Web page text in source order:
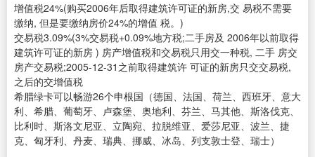
增值税24%(购买2006年后取得建筑许可证的新房,交 易税不需要
缴纳, 但是要缴纳房价24%的增值 税。)
交易税3.09%(3%交易税+0.09%地方税;二手房及 2006年以前取得
建筑许可证的新房 ) 房产增值税和交易税只用交一种税, 二手 房交
房产交易税;2005-12-31之前取得建筑许 可证的新房只交交易税,
之后的交增值税
希腊绿卡可以畅游26个申根国（德国、法国、荷兰、西班牙、意大
利、希腊、葡萄牙、卢森堡、奥地利、芬兰、马其他、斯洛伐克、
比利时、斯洛文尼亚、立陶宛、拉脱维亚、爱莎尼亚、波兰、捷
克、匈牙利、丹麦、瑞典、挪威、冰岛、列支敦士登、瑞士）